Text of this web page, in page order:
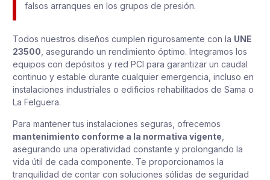
falsos arranques en los grupos de presión.
Todos nuestros diseños cumplen rigurosamente con la UNE
23500 , asegurando un rendimiento óptimo. Integramos los
equipos con depósitos y red PCI para garantizar un caudal
continuo y estable durante cualquier emergencia, incluso en
instalaciones industriales o edificios rehabilitados de Sama o
La Felguera.
Para mantener tus instalaciones seguras, ofrecemos
mantenimiento conforme a la normativa vigente
asegurando una operatividad constante y prolongando la
vida útil de cada componente. Te proporcionamos la
tranquilidad de contar con soluciones sólidas de seguridad